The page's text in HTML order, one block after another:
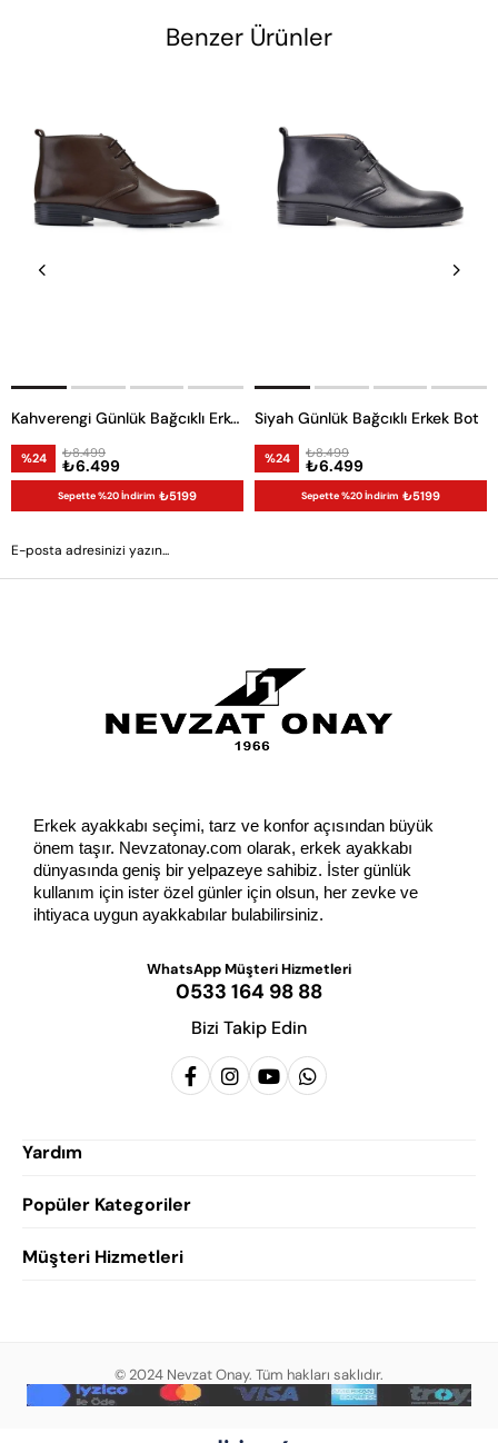
Benzer Ürünler
Kahverengi Günlük Bağcıklı Erkek Bot
%24 ₺6.499
₺8.499
Sepette %20 İndirim ₺5199
Siyah Günlük Bağcıklı Erkek Bot
%24 ₺6.499
₺8.499
Sepette %20 İndirim ₺5199
Erkek ayakkabı seçimi, tarz ve konfor açısından büyük
önem taşır. Nevzatonay.com olarak, erkek ayakkabı
dünyasında geniş bir yelpazeye sahibiz. İster günlük
kullanım için ister özel günler için olsun, her zevke ve
ihtiyaca uygun ayakkabılar bulabilirsiniz.
WhatsApp Müşteri Hizmetleri
0533 164 98 88
Bizi Takip Edin
Yardım
Hakkımızda
Popüler Kategoriler
Erkek Klasik Ayakkabı
Erkek Günlük Ayakkabı
Erkek Sandalet
Erkek Loafer Ayakkabı
Müşteri Hizmetleri
Mesafeli Satış Sözleşmesi
© 2024 Nevzat Onay. Tüm hakları saklıdır.